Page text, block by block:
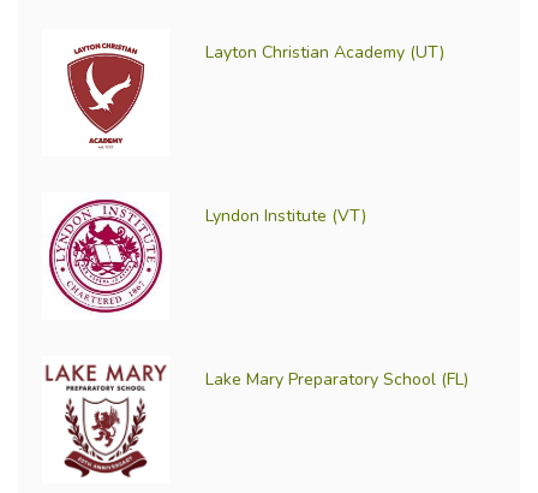
Layton Christian Academy (UT)
Lyndon Institute (VT)
Lake Mary Preparatory School (FL)